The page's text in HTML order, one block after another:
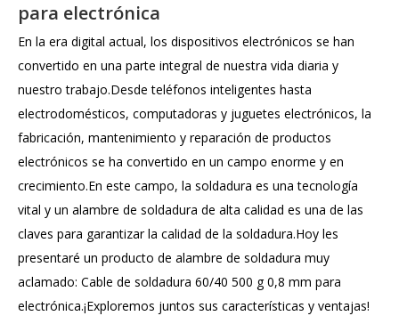
para electrónica
En la era digital actual, los dispositivos electrónicos se han
convertido en una parte integral de nuestra vida diaria y
nuestro trabajo.Desde teléfonos inteligentes hasta
electrodomésticos, computadoras y juguetes electrónicos, la
fabricación, mantenimiento y reparación de productos
electrónicos se ha convertido en un campo enorme y en
crecimiento.En este campo, la soldadura es una tecnología
vital y un alambre de soldadura de alta calidad es una de las
claves para garantizar la calidad de la soldadura.Hoy les
presentaré un producto de alambre de soldadura muy
aclamado: Cable de soldadura 60/40 500 g 0,8 mm para
electrónica.¡Exploremos juntos sus características y ventajas!